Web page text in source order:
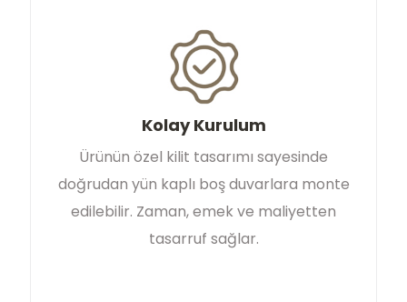
Kolay Kurulum
Ürünün özel kilit tasarımı sayesinde
doğrudan yün kaplı boş duvarlara monte
edilebilir. Zaman, emek ve maliyetten
tasarruf sağlar.